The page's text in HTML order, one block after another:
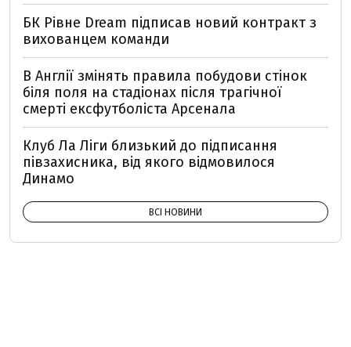
БК Рівне Dream підписав новий контракт з
вихованцем команди
В Англії змінять правила побудови стінок
біля поля на стадіонах після трагічної
смерті ексфутболіста Арсенала
Клуб Ла Ліги близький до підписання
півзахисника, від якого відмовилося
Динамо
ВСІ НОВИНИ